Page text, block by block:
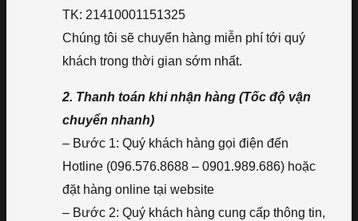
TK: 21410001151325
Chúng tôi sẽ chuyển hàng miễn phí tới quý
khách trong thời gian sớm nhất.
2. Thanh toán khi nhận hàng (Tốc độ vận
chuyển nhanh)
– Bước 1: Quý khách hàng gọi điện đến
Hotline (096.576.8688 – 0901.989.686) hoặc
đặt hàng online tại website
– Bước 2: Quý khách hàng cung cấp thông tin,